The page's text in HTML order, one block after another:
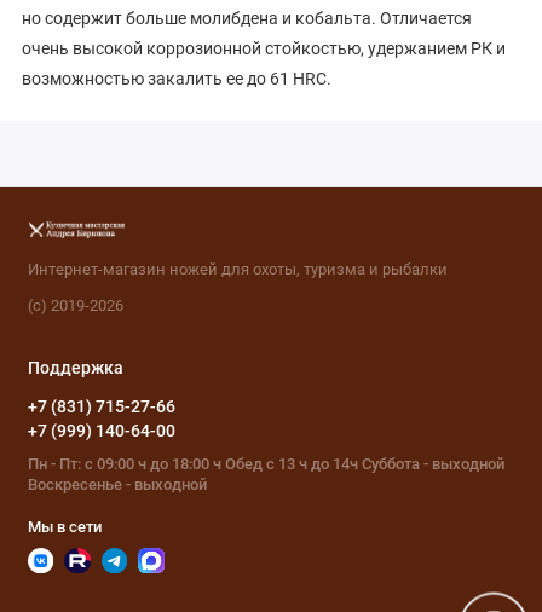
но содержит больше молибдена и кобальта. Отличается
очень высокой коррозионной стойкостью, удержанием РК и
возможностью закалить ее до 61 HRC.
Интернет-магазин ножей для охоты, туризма и рыбалки
(с) 2019-2026
Поддержка
+7 (831) 715-27-66
+7 (999) 140-64-00
Пн - Пт: с 09:00 ч до 18:00 ч Обед с 13 ч до 14ч Суббота - выходной
Воскресенье - выходной
Мы в сети